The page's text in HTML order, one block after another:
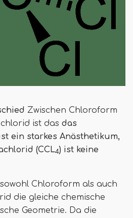
Zwischen Chloroform
ist das das
ein starkes Anästhetikum,
(CCL4) ist keine
Chloroform als auch
die gleiche chemische
Geometrie. Da die